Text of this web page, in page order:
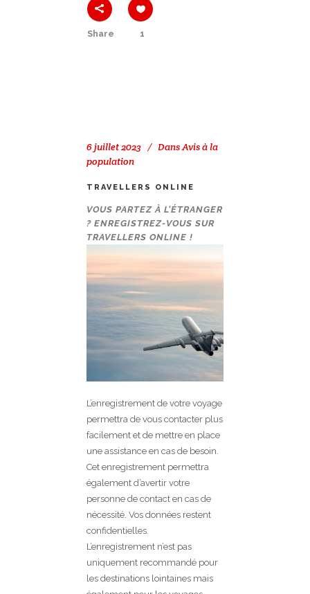
Share 1
6 juillet 2023 DansAvis à la
population
TRAVELLERS ONLINE
VOUS PARTEZ À L’ÉTRANGER
? ENREGISTREZ-VOUS SUR
TRAVELLERS ONLINE !
L’enregistrement de votre voyage
permettra de vous contacter plus
facilement et de mettre en place
une assistance en cas de besoin.
Cet enregistrement permettra
également d’avertir votre
personne de contact en cas de
nécessité. Vos données restent
confidentielles.
L’enregistrement n’est pas
uniquement recommandé pour
les destinations lointaines mais